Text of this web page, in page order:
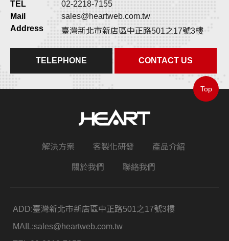
TEL
02-2218-7155
Mail
sales@heartweb.com.tw
Address
臺灣新北市新店區中正路501之17號3樓
TELEPHONE CONTACT US
Top
解決方案 客製化研發 產品介紹
關於我們 聯絡我們
ADD:臺灣新北市新店區中正路501之17號3樓
MAIL:sales@heartweb.com.tw